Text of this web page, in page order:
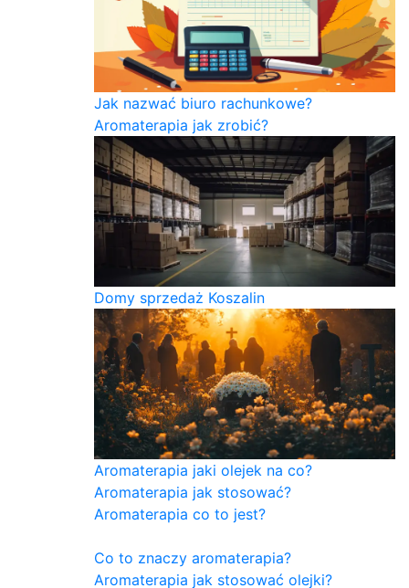
Jak nazwać biuro rachunkowe?
Aromaterapia jak zrobić?
Domy sprzedaż Koszalin
Aromaterapia jaki olejek na co?
Aromaterapia jak stosować?
Aromaterapia co to jest?
Co to znaczy aromaterapia?
Aromaterapia jak stosować olejki?